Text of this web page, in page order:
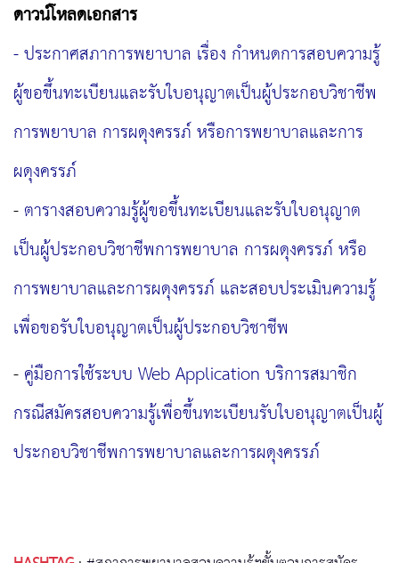
ดาวน์โหลดเอกสาร
- ประกาศสภาการพยาบาล เรื่อง กำหนดการสอบความรู้
ผู้ขอขึ้นทะเบียนและรับใบอนุญาตเป็นผู้ประกอบวิชาชีพ
การพยาบาล การผดุงครรภ์ หรือการพยาบาลและการ
ผดุงครรภ์
-ตารางสอบความรู้ผู้ขอขึ้นทะเบียนและรับใบอนุญาต
เป็นผู้ประกอบวิชาชีพการพยาบาล การผดุงครรภ์ หรือ
การพยาบาลและการผดุงครรภ์ และสอบประเมินความรู้
เพื่อขอรับใบอนุญาตเป็นผู้ประกอบวิชาชีพ
-คู่มือการใช้ระบบ Web Application บริการสมาชิก
กรณีสมัครสอบความรู้เพื่อขึ้นทะเบียนรับใบอนุญาตเป็นผู้
ประกอบวิชาชีพการพยาบาลและการผดุงครรภ์